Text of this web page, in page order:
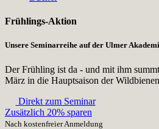
Frühlings-Aktion
Unsere Seminarreihe auf der Ulmer
Der Frühling ist da - und mit ihm
März in die Hauptsaison der
Direkt zum Seminar
Zusätzlich 20% sparen
Nach kostenfreier Anmeldung